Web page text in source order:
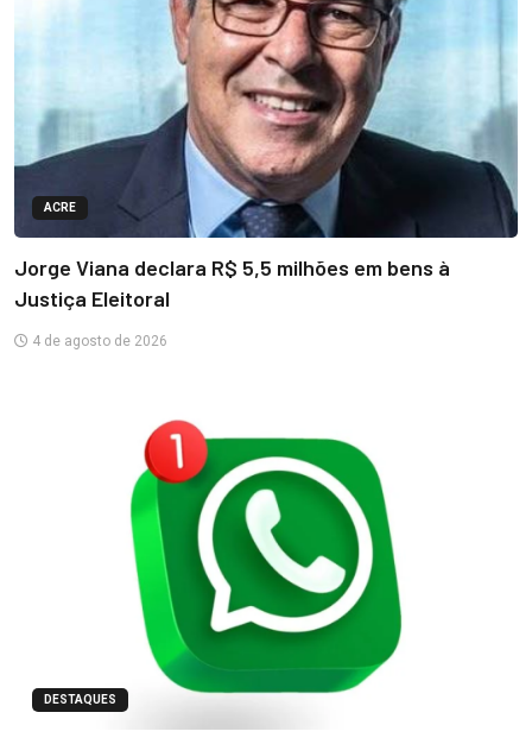
ACRE
Jorge Viana declara R$ 5,5 milhões em bens à
Justiça Eleitoral
4 de agosto de 2026
DESTAQUES